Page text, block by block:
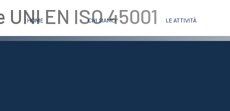
HOME CHI SIAMO LE ATTIVITÀ
EN ISO 45001